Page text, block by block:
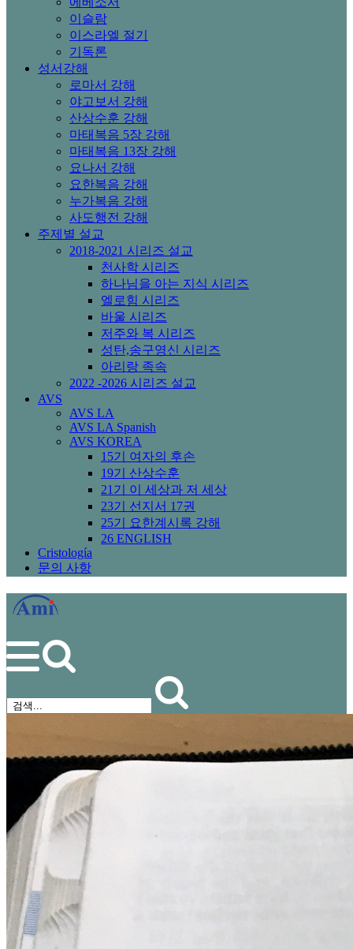
이슬람
이스라엘 절기
기독론
성서강해
로마서 강해
야고보서 강해
산상수훈 강해
마태복음 5장 강해
마태복음 13장 강해
요나서 강해
요한복음 강해
누가복음 강해
사도행전 강해
주제별 설교
2018-2021 시리즈 설교
천사학 시리즈
하나님을 아는 지식 시리즈
엘로힘 시리즈
바울 시리즈
저주와 복 시리즈
성탄,송구영신 시리즈
아리랑 족속
2022 -2026 시리즈 설교
AVS
AVS LA
AVS LA Spanish
AVS KOREA
15기 여자의 후손
19기 산상수훈
21기 이 세상과 저 세상
23기 선지서 17권
25기 요한계시록 강해
26 ENGLISH
Cristología
문의 사항